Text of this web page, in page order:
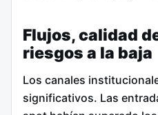
Flujos, calidad
riesgos a la baja
Los canales
significativos. Las